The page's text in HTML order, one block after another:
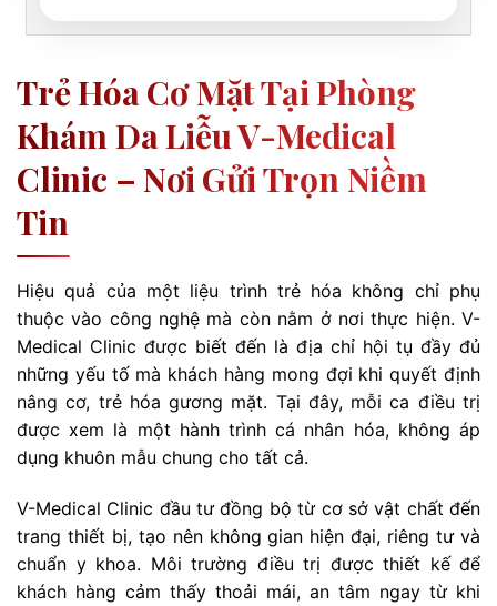
Trẻ Hóa Cơ Mặt Tại Phòng
Khám Da Liễu V-Medical
Clinic – Nơi Gửi Trọn Niềm
Tin
Hiệu quả của một liệu trình trẻ hóa không chỉ phụ
thuộc vào công nghệ mà còn nằm ở nơi thực hiện. V-
Medical Clinic được biết đến là địa chỉ hội tụ đầy đủ
những yếu tố mà khách hàng mong đợi khi quyết định
nâng cơ, trẻ hóa gương mặt. Tại đây, mỗi ca điều trị
được xem là một hành trình cá nhân hóa, không áp
dụng khuôn mẫu chung cho tất cả.
V-Medical Clinic đầu tư đồng bộ từ cơ sở vật chất đến
trang thiết bị, tạo nên không gian hiện đại, riêng tư và
chuẩn y khoa. Môi trường điều trị được thiết kế để
khách hàng cảm thấy thoải mái, an tâm ngay từ khi